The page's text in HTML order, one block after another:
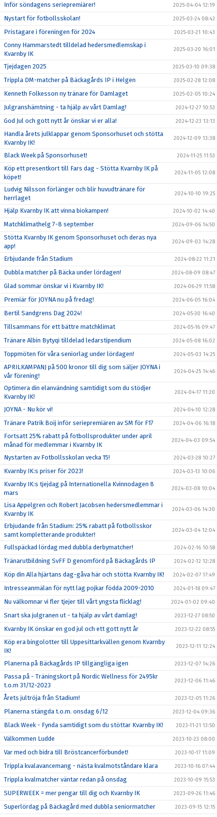
Inför söndagens seriepremiärer! 2025-04-04 12:19
Nystart för fotbollsskolan! 2025-03-24 08:42
Pristagare i föreningen för 2024 2025-03-21 10:43
Conny Hammarstedt tilldelad hedersmedlemskap i
Kvarnby IK
2025-03-20 16:01
Tjejdagen 2025 2025-03-10 09:38
Trippla DM-matcher på Bäckagårds IP i Helgen 2025-02-28 12:08
Kenneth Folkesson ny tränare för Damlaget 2025-02-05 10:24
Julgranshämtning - ta hjälp av vårt Damlag! 2024-12-27 10:53
God Jul och gott nytt år önskar vi er alla! 2024-12-23 13:13
Handla årets julklappar genom Sponsorhuset och stötta
Kvarnby IK!
2024-12-09 13:38
Black Week på Sponsorhuset! 2024-11-25 11:53
Köp ett presentkort till Fars dag - Stötta Kvarnby IK på
köpet!
2024-11-05 12:08
Ludvig Nilsson förlänger och blir huvudtränare för
herrlaget
2024-10-10 19:25
Hjälp Kvarnby IK att vinna biokampen! 2024-10-02 14:40
Matchklimathelg 7-8 september 2024-09-06 14:50
Stötta Kvarnby IK genom Sponsorhuset och deras nya
app!
2024-09-03 14:28
Erbjudande från Stadium 2024-08-22 11:21
Dubbla matcher på Bäcka under lördagen! 2024-08-09 08:47
Glad sommar önskar vi i Kvarnby IK! 2024-06-29 11:58
Premiär för JOYNA nu på fredag! 2024-06-05 16:04
Bertil Sandgrens Dag 2024! 2024-05-30 16:40
Tillsammans för ett bättre matchklimat 2024-05-16 09:47
Tränare Albin Bytyqi tilldelad ledarstipendium 2024-05-08 16:02
Toppmöten för våra seniorlag under lördagen! 2024-05-03 14:25
APRILKAMPANJ på 500 kronor till dig som säljer JOYNA i
vår förening!
2024-04-25 14:46
Optimera din elanvändning samtidigt som du stödjer
Kvarnby IK!
2024-04-17 11:20
JOYNA - Nu kör vi! 2024-04-10 12:28
Tränare Patrik Boij inför seriepremiären av SM för F17 2024-04-06 16:18
Fortsatt 25% rabatt på fotbollsprodukter under april
månad för medlemmar i Kvarnby IK
2024-04-03 09:54
Nystarten av Fotbollsskolan vecka 15! 2024-03-28 10:27
Kvarnby IK:s priser för 2023! 2024-03-13 10:06
Kvarnby IK:s tjejdag på Internationella Kvinnodagen 8
mars
2024-03-08 10:04
Lisa Appelgren och Robert Jacobsen hedersmedlemmar i
Kvarnby IK
2024-03-06 14:30
Erbjudande från Stadium: 25% rabatt på fotbollsskor
samt kompletterande produkter!
2024-03-04 12:04
Fullspäckad lördag med dubbla derbymatcher! 2024-02-16 10:58
Tränarutbildning SvFF D genomförd på Bäckagårds IP 2024-02-12 12:28
Köp din Alla hjärtans dag-gåva här och stötta Kvarnby IK! 2024-02-07 17:49
Intresseanmälan för nytt lag pojkar födda 2009-2010 2024-01-18 09:47
Nu välkomnar vi fler tjejer till vårt yngsta flicklag! 2024-01-02 09:40
Snart ska julgranen ut - ta hjälp av vårt damlag! 2023-12-27 08:50
Kvarnby IK önskar en god jul och ett gott nytt år 2023-12-22 08:55
Köp era bingolotter till Uppesittarkvällen genom Kvarnby
IK!
2023-12-11 12:24
Planerna på Bäckagårds IP tillgängliga igen 2023-12-07 14:26
Passa på - Träningskort på Nordic Wellness för 2495kr
t.o.m 31/12-2023
2023-12-06 11:46
Årets jultröja från Stadium! 2023-12-05 11:26
Planerna stängda t.o.m. onsdag 6/12 2023-12-04 09:36
Black Week - Fynda samtidigt som du stöttar Kvarnby IK! 2023-11-21 13:50
Välkommen Ludde 2023-10-23 08:00
Var med och bidra till Bröstcancerförbundet! 2023-10-17 11:09
Trippla kvalavancemang - nästa kvalmotståndare klara 2023-10-16 07:44
Trippla kvalmatcher väntar redan på onsdag 2023-10-09 15:53
SUPERWEEK = mer pengar till dig och Kvarnby IK 2023-09-26 11:46
Superlördag på Bäckagård med dubbla seniormatcher 2023-09-15 12:15